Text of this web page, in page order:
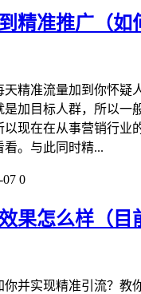
精准推广（如
天精准流量加到你怀疑
是加目标人群，所以一
以现在在从事营销行业
。与此同时精...
07 0
果怎么样（目
并实现精准引流？教